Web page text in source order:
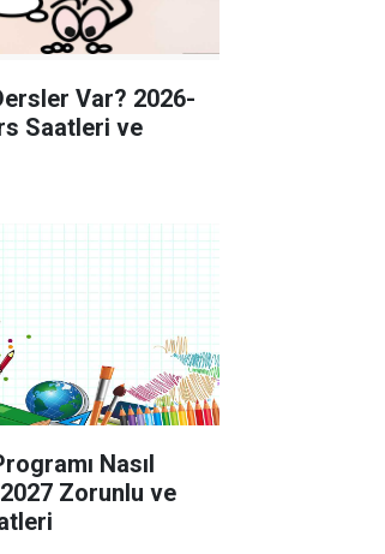
Var? 2026-
Saatleri ve
Nasıl
Zorunlu ve